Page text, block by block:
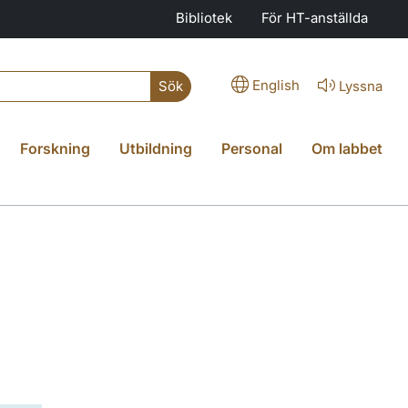
Bibliotek För HT-anställda
Sök English Lyssna
Forskning Utbildning Personal Om labbet